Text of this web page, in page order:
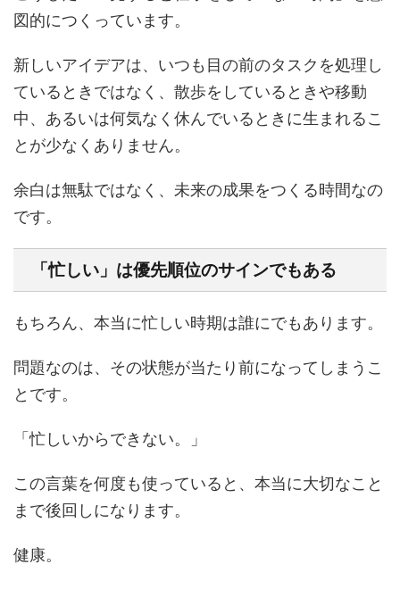
図的につくっています。
新しいアイデアは、いつも目の前のタスクを処理し
ているときではなく、散歩をしているときや移動
中、あるいは何気なく休んでいるときに生まれるこ
とが少なくありません。
余白は無駄ではなく、未来の成果をつくる時間なの
です。
「忙しい」は優先順位のサインでもある
もちろん、本当に忙しい時期は誰にでもあります。
問題なのは、その状態が当たり前になってしまうこ
とです。
「忙しいからできない。」
この言葉を何度も使っていると、本当に大切なこと
まで後回しになります。
健康。